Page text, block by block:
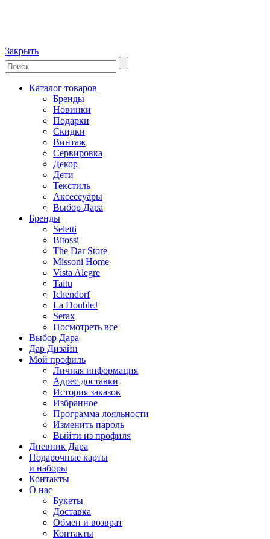
Закрыть
Каталог товаров
Бренды
Новинки
Подарки
Скидки
Винтаж
Сервировка
Декор
Дети
Текстиль
Аксессуары
Выбор Дара
Бренды
Seletti
Bitossi
The Dar Store
Missoni Home
Vista Alegre
Taitu
Ichendorf
La DoubleJ
Serax
Посмотреть все
Выбор Дара
Дар Дизайн
Мой профиль
Личная информация
Адрес доставки
История заказов
Избранное
Программа лояльности
Изменить пароль
Выйти из профиля
Дневник Дара
Подарочные карты
и наборы
Контакты
О нас
Букеты
Доставка
Обмен и возврат
Контакты